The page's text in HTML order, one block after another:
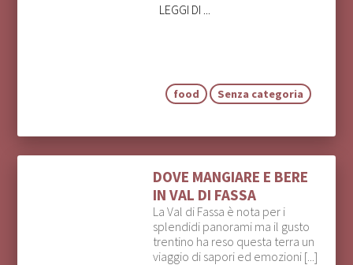
LEGGI DI ...
food Senza categoria
DOVE MANGIARE E BERE
IN VAL DI FASSA
La Val di Fassa è nota per i
splendidi panorami ma il gusto
trentino ha reso questa terra un
viaggio di sapori ed emozioni [...]